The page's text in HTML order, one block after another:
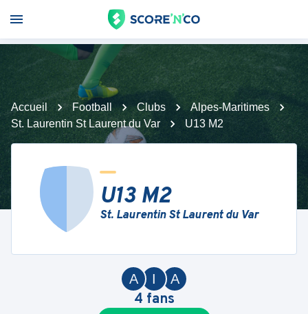
Accueil Football Clubs
Alpes-Maritimes
St. Laurentin St Laurent du Var
U13 M2
U13 M2
St. Laurentin St Laurent du Var
A
I
A
4 fans